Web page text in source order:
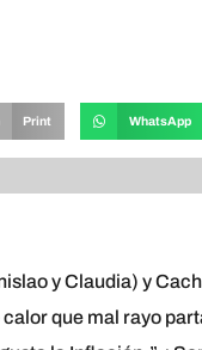
Print WhatsApp
y Claudia) y
que mal rayo